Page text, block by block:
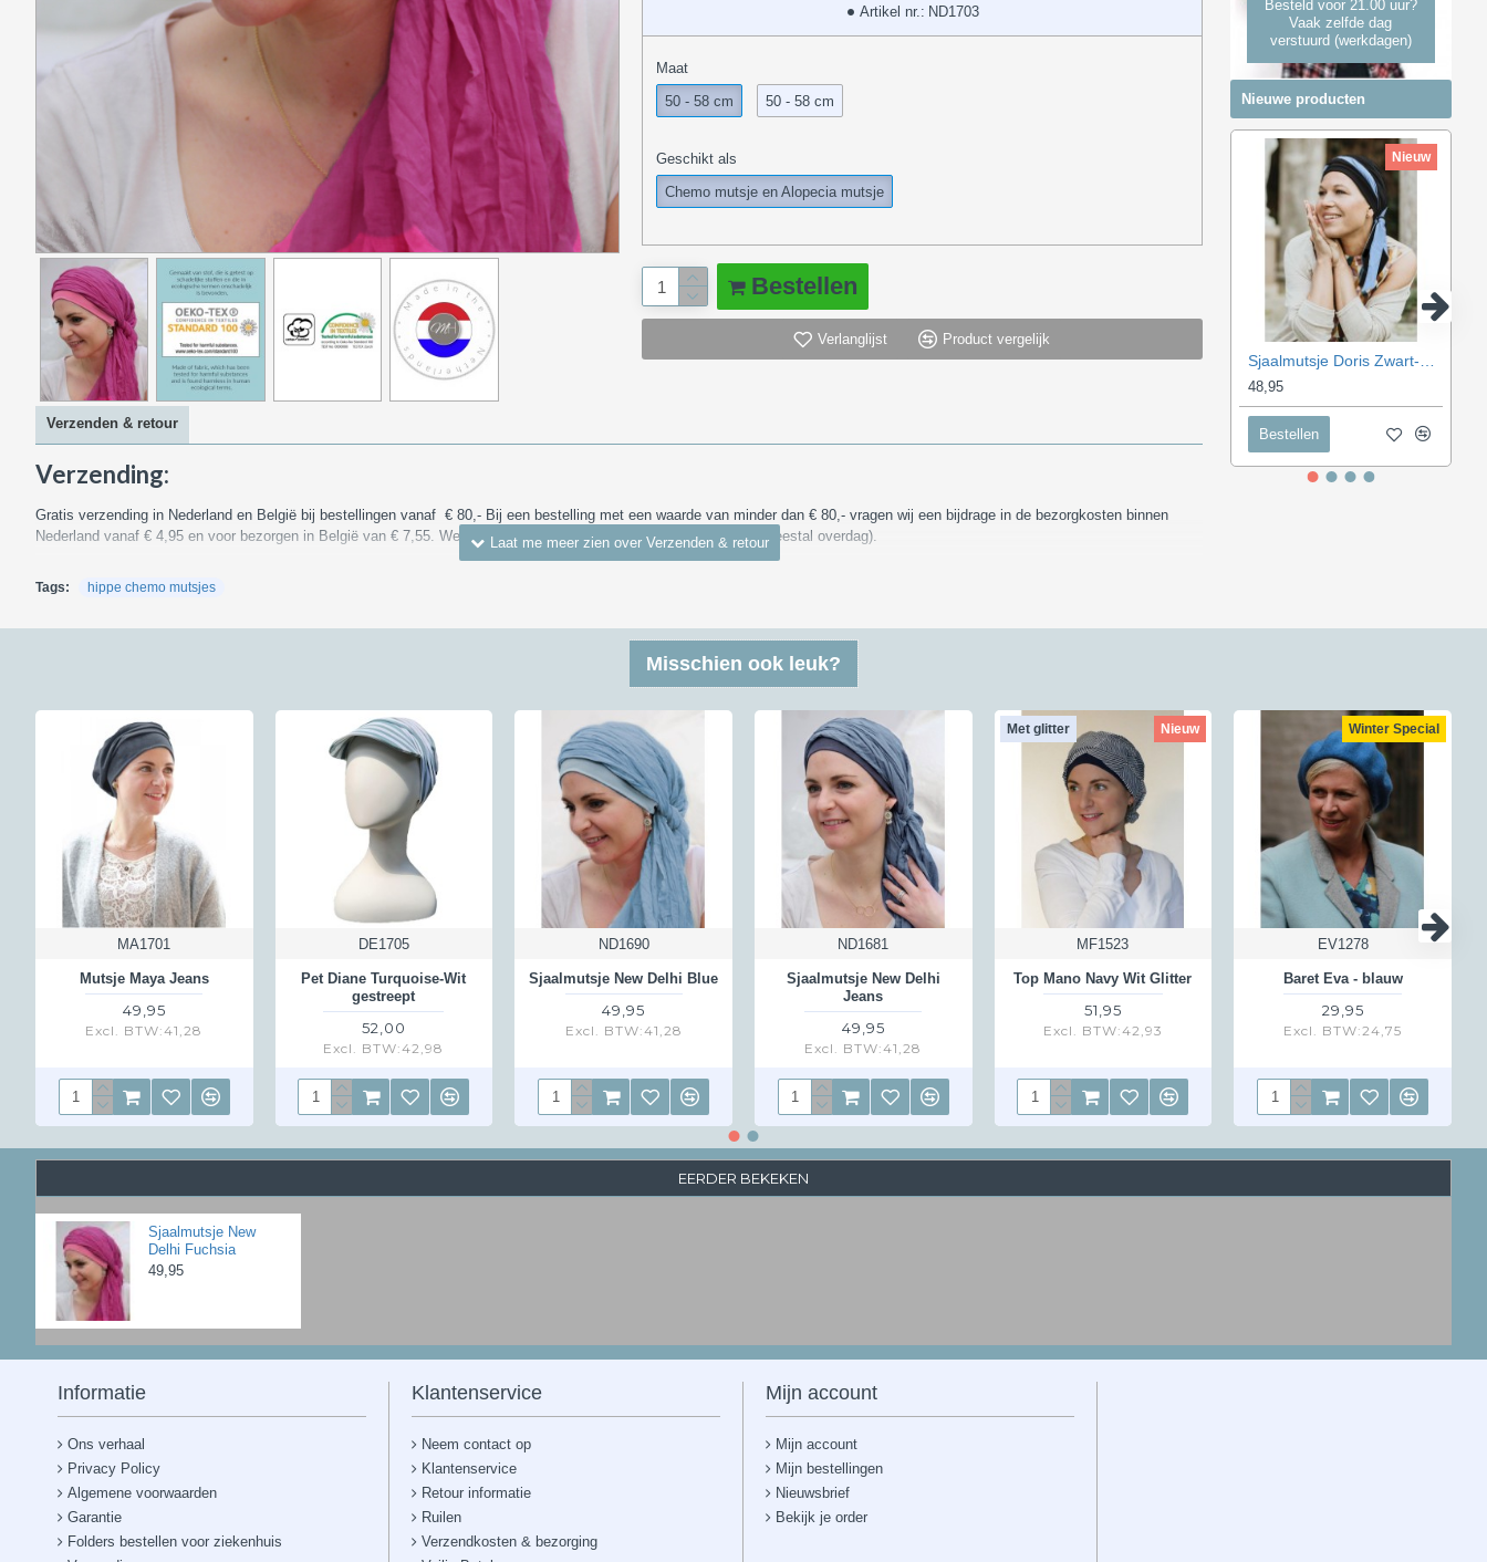
Artikel nr.: ND1703
Maat
50 - 58 cm
50 - 58 cm
Geschikt als
Chemo mutsje en Alopecia mutsje
Bestellen
Verlanglijst Product vergelijk
Verzenden & retour
Verzending:
Gratis verzending in Nederland en België bij bestellingen vanaf € 80,- Bij een bestelling met een waarde van minder dan € 80,- vragen wij een bijdrage in de bezorgkosten binnen
Nederland vanaf € 4,95 en voor bezorgen in België van € 7,55. We versturen via DHL, PostNL of DPD (bezorging meestal overdag).
Retour:
Je hebt in Nederland en België 30 dagen de tijd om de producten die je niet wilt houden te retourneren. Om een retourzending te versturen kun je gebruik maken van ons
antwoordnummer - hiervoor moet je het etiket gebruiken dat je na de aanmelding van je retour ontvangt. Een retour kan vaak gratis teruggestuurd via dat antwoordnummer maar niet
niet mogelijk voor zendingen met een verzendbewijs of track&trace code
voor iedere klant die een retour instuurt via ons antwoordnummer het zelfde bedrag. Wil je dus een verzendbewijs of Track&Trace als bewijsje dat je het verzonden hebt dan kost dat
vanuit Nederland € 3,50 en vanuit België € 4,50
Kijk voor meer informatie over retourneren
Tags: hippe chemo mutsjes
Besteld voor 21.00 uur?
Vaak zelfde dag
verstuurd (werkdagen)
Nieuwe producten
Nieuw
48,95
Bestellen
Misschien ook leuk?
MA1701
Mutsje Maya Jeans
49,95
Excl. BTW:41,28
DE1705
Pet Diane Turquoise-Wit
gestreept
52,00
Excl. BTW:42,98
ND1690
Sjaalmutsje New Delhi Blue
49,95
Excl. BTW:41,28
ND1681
Sjaalmutsje New Delhi
Jeans
49,95
Excl. BTW:41,28
Met glitter Nieuw
MF1523
Top Mano Navy Wit Glitter
51,95
Excl. BTW:42,93
Winter Special
EV1278
Baret Eva - blauw
29,95
Excl. BTW:24,75
EERDER BEKEKEN
Sjaalmutsje New
Delhi Fuchsia
49,95
Informatie
Ons verhaal
Privacy Policy
Algemene voorwaarden
Garantie
Folders bestellen voor ziekenhuis
Klantenservice
Neem contact op
Klantenservice
Retour informatie
Ruilen
Verzendkosten & bezorging
Mijn account
Mijn account
Mijn bestellingen
Nieuwsbrief
Bekijk je order